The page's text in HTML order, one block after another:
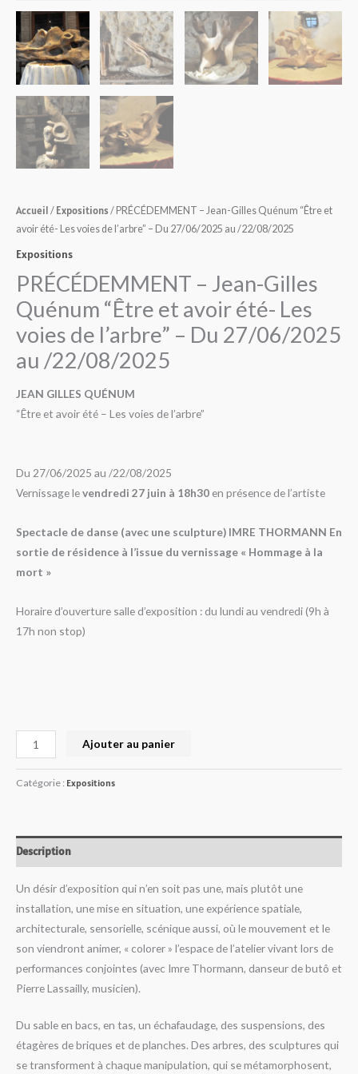
Accueil / Expositions / PRÉCÉDEMMENT – Jean-Gilles Quénum “Être et
avoir été- Les voies de l’arbre” – Du 27/06/2025 au /22/08/2025
Expositions
PRÉCÉDEMMENT – Jean-Gilles
Quénum “Être et avoir été- Les
voies de l’arbre” – Du 27/06/2025
au /22/08/2025
JEAN GILLES QUÉNUM
“Être et avoir été – Les voies de l’arbre”
Du 27/06/2025 au /22/08/2025
Vernissage levendredi 27 juin à 18h30 en présence de l’artiste
Spectacle de danse (avec une sculpture) IMRE THORMANN En
sortie de résidence à l’issue du vernissage « Hommage à la
mort »
Horaire d’ouverture salle d’exposition : du lundi au vendredi (9h à
17h non stop)
été-
Les
voies
de
l'arbre”
-
27/06/2025
au
Ajouter au panier
Catégorie : Expositions
Description
Un désir d’exposition qui n’en soit pas une, mais plutôt une
installation, une mise en situation, une expérience spatiale,
architecturale, sensorielle, scénique aussi, où le mouvement et le
son viendront animer, « colorer » l’espace de l’atelier vivant lors de
performances conjointes (avec Imre Thormann, danseur de butô et
Pierre Lassailly, musicien).
Du sable en bacs, en tas, un échafaudage, des suspensions, des
étagères de briques et de planches. Des arbres, des sculptures qui
se transforment à chaque manipulation, qui se métamorphosent,